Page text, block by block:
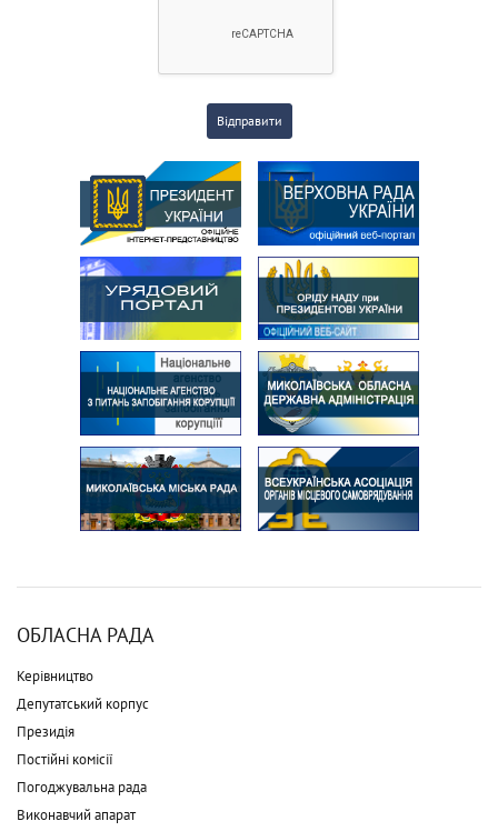
Відправити
ОБЛАСНА РАДА
Керівництво
Депутатський корпус
Президія
Постійні комісії
Погоджувальна рада
Виконавчий апарат